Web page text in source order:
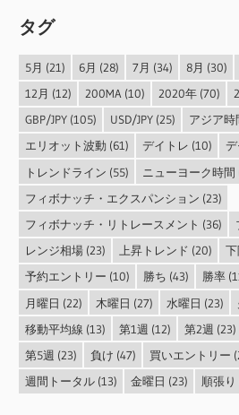
タグ
5月 (21) 6月 (28) 7月 (34) 8月 (30)
12月 (12) 200MA (10) 2020年(70)
GBP/JPY(105) USD/JPY(25) アジア時
エリオット波動 (61) デイトレ (10)
トレンドライン (55) ニューヨーク時間
フィボナッチ・エクスパンション (23)
フィボナッチ・リトレースメント (36)
レンジ相場(23) 上昇トレンド (20)
予約エントリー (10) 勝ち (43) 勝率
月曜日 (22) 木曜日 (27) 水曜日 (23)
移動平均線 (13) 第1週 (12) 第2週 (23)
第5週 (23) 負け (47) 買いエントリー
週間トータル(13) 金曜日 (23) 順張り